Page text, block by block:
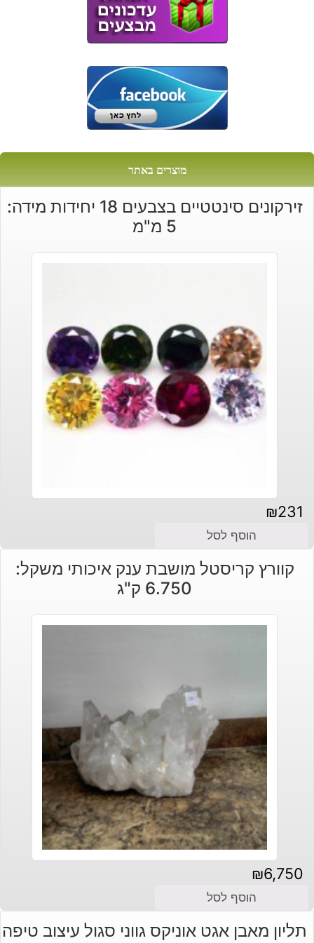
מוצרים באתר
זירקונים סינטטיים בצבעים 18 יחידות מידה:
5 מ"מ
₪231
הוסף לסל
קוורץ קריסטל מושבת ענק איכותי משקל:
6.750 ק"ג
₪6,750
הוסף לסל
תליון מאבן אגט אוניקס גווני סגול עיצוב טיפה